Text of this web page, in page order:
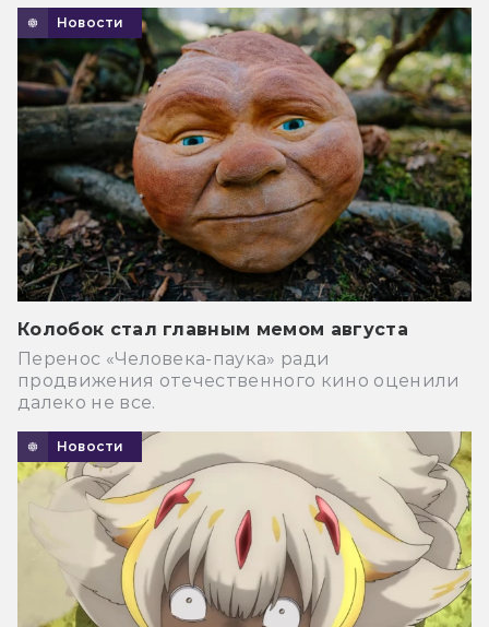
Новости
Колобок стал главным мемом августа
Перенос «Человека-паука» ради
продвижения отечественного кино оценили
далеко не все.
Новости